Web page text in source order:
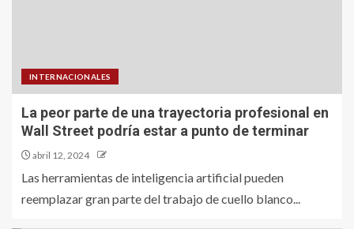
INTERNACIONALES
La peor parte de una trayectoria profesional en
Wall Street podría estar a punto de terminar
abril 12, 2024
Las herramientas de inteligencia artificial pueden
reemplazar gran parte del trabajo de cuello blanco...